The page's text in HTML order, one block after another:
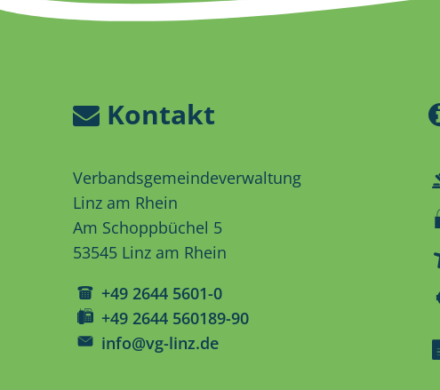
Kontakt
Verbandsgemeindeverwaltung
Linz am Rhein
Am Schoppbüchel 5
53545 Linz am Rhein
+49 2644 5601-0
+49 2644 560189-90
info@vg-linz.de